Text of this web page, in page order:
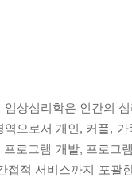
상심리학은 인간의
으로서 개인, 커플,
로그램 개발, 프로그
접적 서비스까지 포괄